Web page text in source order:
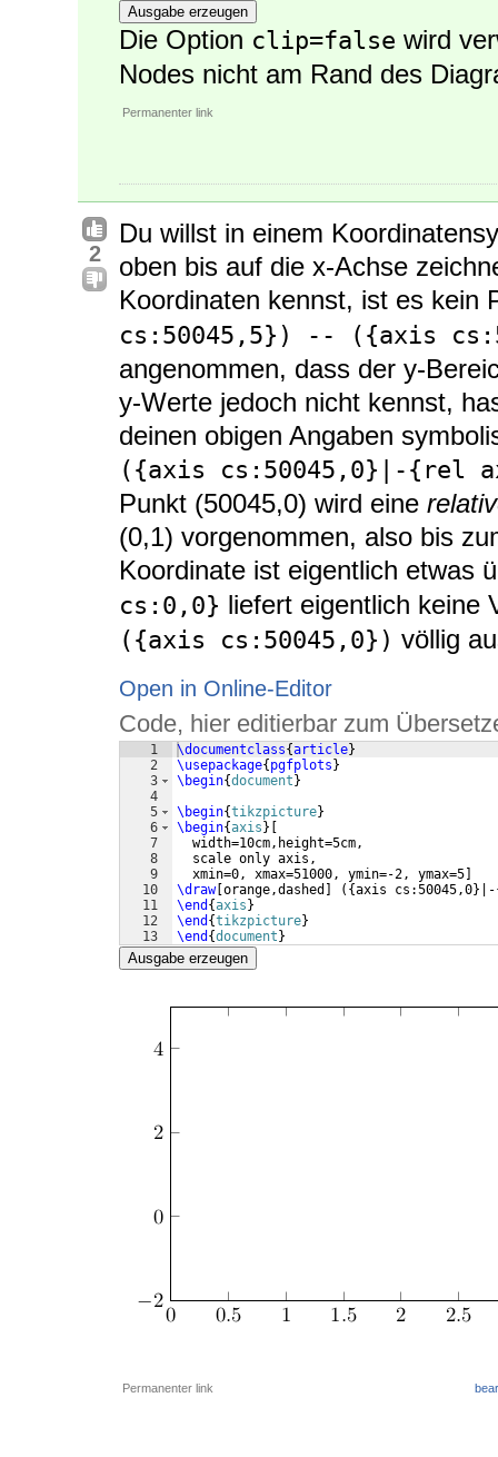
Ausgabe erzeugen
Die Option clip=false wird
Nodes nicht am Rand des
Permanenter link
2
Du willst in einem
oben bis auf die x-Achse
Koordinaten kennst, ist es kein
cs:50045,5}) -- ({axis
angenommen, dass der y-
y-Werte jedoch nicht kennst,
deinen obigen Angaben
({axis cs:50045,0}|-{rel
Punkt (50045,0) wird eine
(0,1) vorgenommen, also bis
Koordinate ist eigentlich etwas
cs:0,0} liefert eigentlich keine
({axis cs:50045,0}) völlig
Open in Online-Editor
Code, hier editierbar zum
1
2
3
4
5
6
7
8
9
10
11
12
13
\documentclass{article}
\usepackage{ pgfplots }
\begin{document }
\begin{tikzpicture}
\begin{axis }
  width=10cm,height=5cm,
  scale only axis,
  xmin=0, xmax=51000, ymin=-2, ymax=5
\draw[ orange,dashed ({axis cs:50045,0} |-
\end {axis }
\end {tikzpicture}
\end {document }
Ausgabe erzeugen
Permanenter link